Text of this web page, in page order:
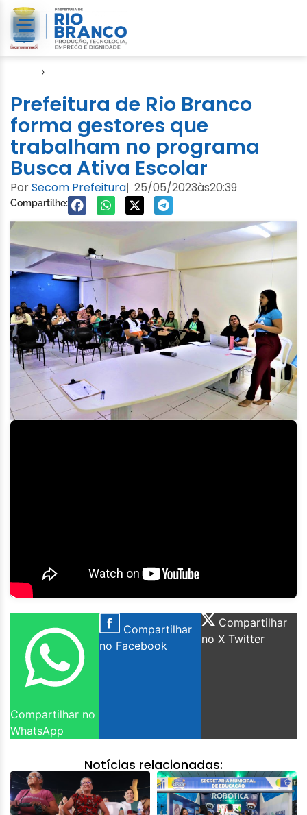
›
Prefeitura de Rio Branco
forma gestores que
trabalham no programa
Busca Ativa Escolar
PorSecom Prefeitura| 25/05/2023às20:39
Compartilhe:
Compartilhar no
WhatsApp
Compartilhar
no Facebook
Compartilhar
no X Twitter
Notícias relacionadas: